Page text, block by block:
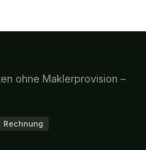
ohne Maklerprovision –
Rechnung